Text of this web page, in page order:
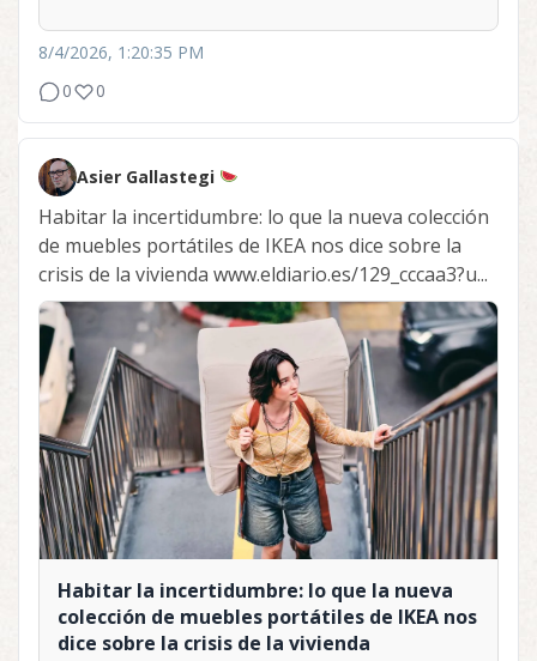
8/4/2026, 1:20:35 PM
0
0
Asier Gallastegi
Habitar la incertidumbre: lo que la nueva colección
de muebles portátiles de IKEA nos dice sobre la
crisis de la vivienda www.eldiario.es/129_cccaa3?u...
Habitar la incertidumbre: lo que la nueva
colección de muebles portátiles de IKEA nos
dice sobre la crisis de la vivienda